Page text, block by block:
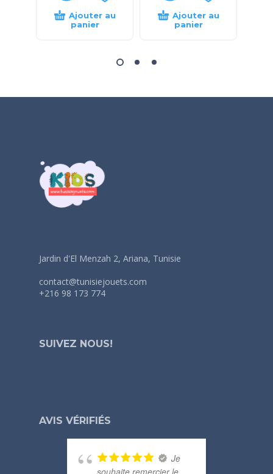
Ajouter au
panier
Ajouter au
panier
Jardin d'El Menzah 2, Ariana, Tunisie
contact@tunisiejouets.com
+216 98 173 774
SUIVEZ NOUS!
AVIS VÉRIFIÉS
Je